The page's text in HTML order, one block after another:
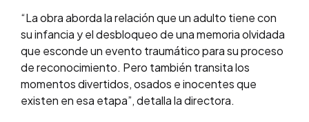
“La obra aborda la relación que un adulto tiene con
su infancia y el desbloqueo de una memoria olvidada
que esconde un evento traumático para su proceso
de reconocimiento. Pero también transita los
momentos divertidos, osados e inocentes que
existen en esa etapa”, detalla la directora.